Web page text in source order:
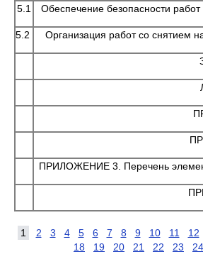
5.1 Обеспечение безопасности
5.2 Организация работ со
ПРИЛОЖЕНИЕ 3. Перечень
1 2 3 4 5 6 7 8 9 10 11 12
18
19 20 21 22 23 24